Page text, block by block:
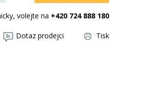
volejte na +420 724 888 180
Dotaz prodejci Tisk